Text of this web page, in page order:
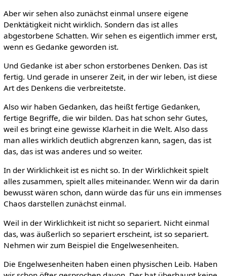
Aber wir sehen also zunächst einmal unsere eigene
Denktätigkeit nicht wirklich. Sondern das ist alles
abgestorbene Schatten. Wir sehen es eigentlich immer erst,
wenn es Gedanke geworden ist.
Und Gedanke ist aber schon erstorbenes Denken. Das ist
fertig. Und gerade in unserer Zeit, in der wir leben, ist diese
Art des Denkens die verbreitetste.
Also wir haben Gedanken, das heißt fertige Gedanken,
fertige Begriffe, die wir bilden. Das hat schon sehr Gutes,
weil es bringt eine gewisse Klarheit in die Welt. Also dass
man alles wirklich deutlich abgrenzen kann, sagen, das ist
das, das ist was anderes und so weiter.
In der Wirklichkeit ist es nicht so. In der Wirklichkeit spielt
alles zusammen, spielt alles miteinander. Wenn wir da darin
bewusst wären schon, dann würde das für uns ein immenses
Chaos darstellen zunächst einmal.
Weil in der Wirklichkeit ist nicht so separiert. Nicht einmal
das, was äußerlich so separiert erscheint, ist so separiert.
Nehmen wir zum Beispiel die Engelwesenheiten.
Die Engelwesenheiten haben einen physischen Leib. Haben